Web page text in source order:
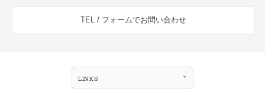
TEL / フォームでお問い合わせ
LINKS